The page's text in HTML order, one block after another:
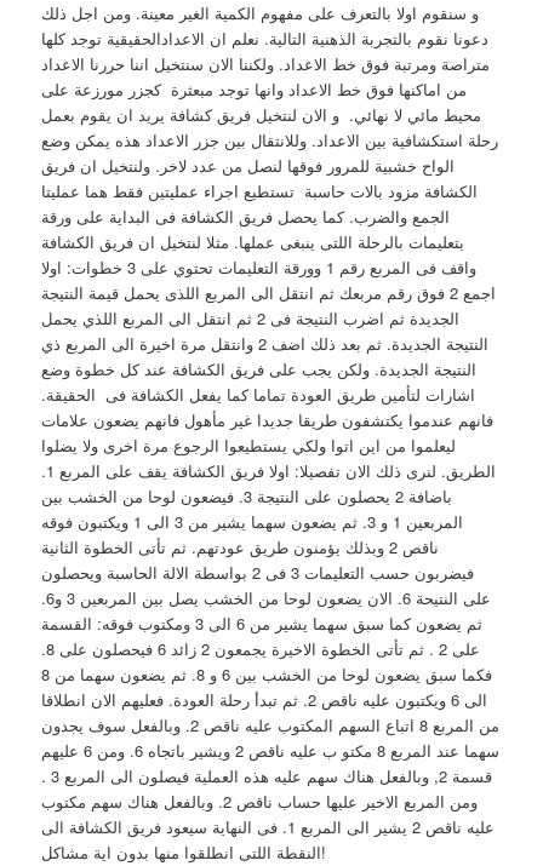
و سنقوم اولا بالتعرف على مفهوم الكمية الغير معينة. ومن اجل ذلك
دعونا نقوم بالتجربة الذهنية التالية. نعلم ان الاعدادالحقيقية توجد كلها
متراصة ومرتبة فوق خط الاعداد. ولكننا الان سنتخيل اننا حررنا الاعداد
من اماكنها فوق خط الاعداد وانها توجد مبعثرة كجزر مورزعة على
محيط مائي لا نهائي. و الان لنتخيل فريق كشافة يريد ان يقوم بعمل
رحلة استكشافية بين الاعداد. وللانتقال بين جزر الاعداد هذه يمكن وضع
الواح خشبية للمرور فوقها لنصل من عدد لاخر. ولنتخيل ان فريق
الكشافة مزود بالات حاسبة تستطيع اجراء عمليتين فقط هما عمليتا
الجمع والضرب. كما يحصل فريق الكشافة فى البداية على ورقة
بتعليمات بالرحلة اللتى ينبغى عملها. مثلا لنتخيل ان فريق الكشافة
واقف فى المربع رقم 1 وورقة التعليمات تحتوي على 3 خطوات: اولا
اجمع 2 فوق رقم مربعك ثم انتقل الى المربع اللذى يحمل قيمة النتيجة
الجديدة ثم اضرب النتيجة فى 2 ثم انتقل الى المربع اللذي يحمل
النتيجة الجديدة. ثم بعد ذلك اضف 2 وانتقل مرة اخيرة الى المربع ذي
النتيجة الجديدة. ولكن يجب على فريق الكشافة عند كل خطوة وضع
اشارات لتأمين طريق العودة تماما كما يفعل الكشافة فى الحقيقة.
فانهم عندموا يكتشفون طريقا جديدا غير مأهول فانهم يضعون علامات
ليعلموا من اين اتوا ولكي يستطيعوا الرجوع مرة اخرى ولا يضلوا
الطريق. لنرى ذلك الان تفصيلا: اولا فريق الكشافة يقف على المربع 1.
باضافة 2 يحصلون على النتيجة 3. فيضعون لوحا من الخشب بين
المربعين 1 و 3. ثم يضعون سهما يشير من 3 الى 1 ويكتبون فوقه
ناقص 2 وبذلك يؤمنون طريق عودتهم. ثم تأتى الخطوة الثانية
فيضربون حسب التعليمات 3 فى 2 بواسطة الالة الحاسبة ويحصلون
على النتيحة 6. الان يضعون لوحا من الخشب يصل بين المربعين 3 و6.
ثم يضعون كما سبق سهما يشير من 6 الى 3 ومكتوب فوقه: القسمة
على 2 . ثم تأتى الخطوة الاخيرة يجمعون 2 زائد 6 فيحصلون على 8.
فكما سبق يضعون لوحا من الخشب بين 6 و 8. ثم يضعون سهما من 8
الى 6 ويكتبون عليه ناقص 2. ثم تبدأ رحلة العودة. فعليهم الان انطلاقا
من المربع 8 اتباع السهم المكتوب عليه ناقص 2. وبالفعل سوف يجدون
سهما عند المربع 8 مكتو ب عليه ناقص 2 ويشير باتجاه 6. ومن 6 عليهم
قسمة 2, وبالفعل هناك سهم عليه هذه العملية فيصلون الى المربع 3 .
ومن المربع الاخير عليها حساب ناقص 2. وبالفعل هناك سهم مكتوب
عليه ناقص 2 يشير الى المربع 1. فى النهاية سيعود فريق الكشافة الى
النقطة اللتى انطلقوا منها بدون اية مشاكل!